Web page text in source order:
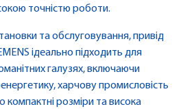
точністю роботи.
та обслуговування, привід
ідеально підходить для
галузях, включаючи
харчову промисловість
компактні розміри та висока